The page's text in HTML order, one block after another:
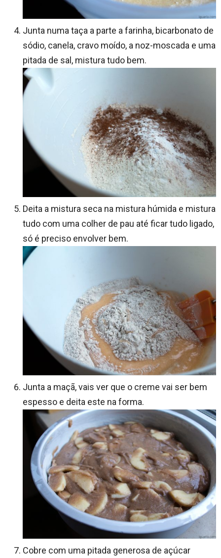
Junta numa taça a parte a farinha, bicarbonato de
sódio, canela, cravo moído, a noz-moscada e uma
pitada de sal, mistura tudo bem.
Deita a mistura seca na mistura húmida e mistura
tudo com uma colher de pau até ficar tudo ligado,
só é preciso envolver bem.
Junta a maçã, vais ver que o creme vai ser bem
espesso e deita este na forma.
Cobre com uma pitada generosa de açúcar